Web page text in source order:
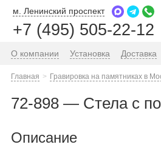
м. Ленинский проспект
+7 (495) 505-22-12
О компании Установка Доставка
Главная Гравировка на памятниках в
72-898 — Стела с
Описание